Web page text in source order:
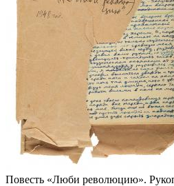
Повесть «Люби революцию».